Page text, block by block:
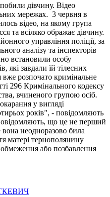
дівчину. Відео
мережах. 3 червня в
відео, на якому група
та всіляко ображає дівчину.
управління поліції, за
аналізу та інспекторів
встановили особу
які завдали їй тілесних
розпочато кримінальне
296 Кримінального кодексу
вчиненого групою осіб.
у вигляді
років", - повідомляють
що це не перший
неодноразово била
матері тернополянину
або позбавлення